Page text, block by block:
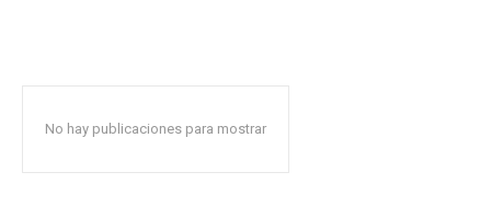
No hay publicaciones para mostrar